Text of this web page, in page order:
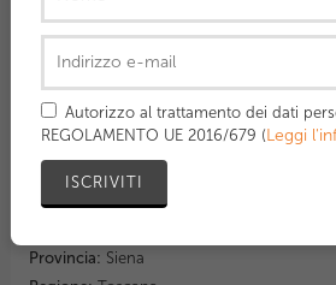
Dettagli
Prezzo:90,00 €
Categoria: Racchette
Marca: Head
Modello: Speed mp
Misura piatto corde:
Misura manico: L2
Provincia: Siena
Autorizzo al trattamento dei dati
REGOLAMENTO UE 2016/679 (Leggi